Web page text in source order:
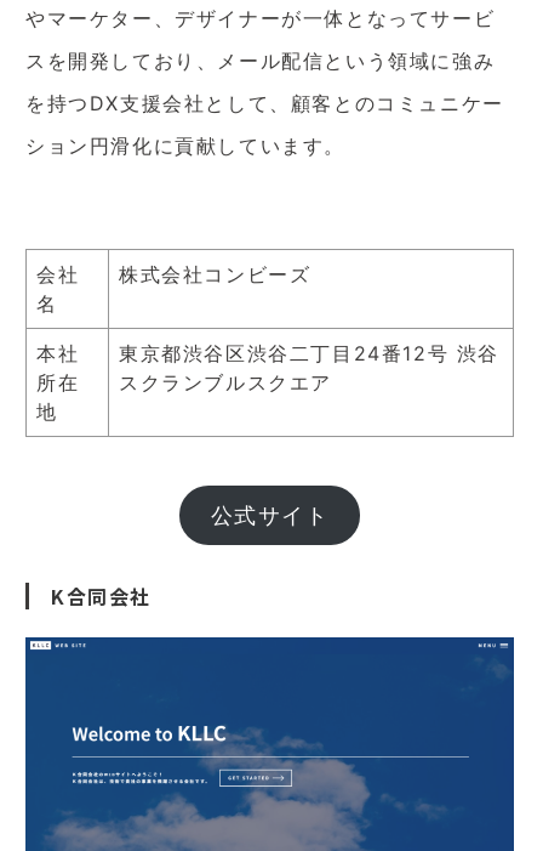
やマーケター、デザイナーが一体となってサービ
スを開発しており、メール配信という領域に強み
を持つDX支援会社として、顧客とのコミュニケー
ション円滑化に貢献しています。
会社
名
株式会社コンビーズ
本社
所在
地
東京都渋谷区渋谷二丁目24番12号 渋谷
スクランブルスクエア
公式サイト
K合同会社